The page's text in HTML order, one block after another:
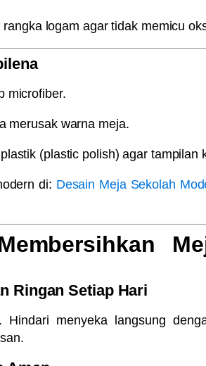
logam agar tidak memicu
microfiber.
merusak warna meja.
(plastic polish) agar tampilan
di: Desain Meja Sekolah
Ringan Setiap Hari
menyeka langsung